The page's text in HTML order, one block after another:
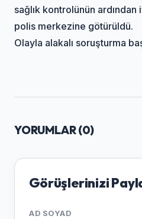
sağlık kontrolünün
polis merkezine götürüldü.
Olayla alakalı soruşturma
YORUMLAR (0)
Görüşlerinizi
AD SOYAD